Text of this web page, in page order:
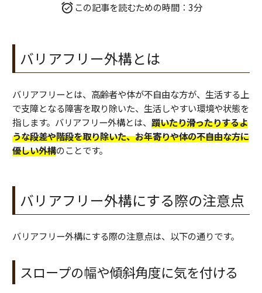
この記事を読むための時間：3分
バリアフリー外構とは
バリアフリーとは、高齢者や体が不自由な方が、生活する上
で支障となる障害を取り除いた、生活しやすい環境や状態を
指します。バリアフリー外構とは、 躓いたり滑ったりするよ
うな段差や階段を取り除いた、お年寄りや体の不自由な方に
優しい外構のことです。
バリアフリー外構にする際の注意点
バリアフリー外構にする際の注意点は、以下の通りです。
スロープの幅や傾斜角度に気を付ける